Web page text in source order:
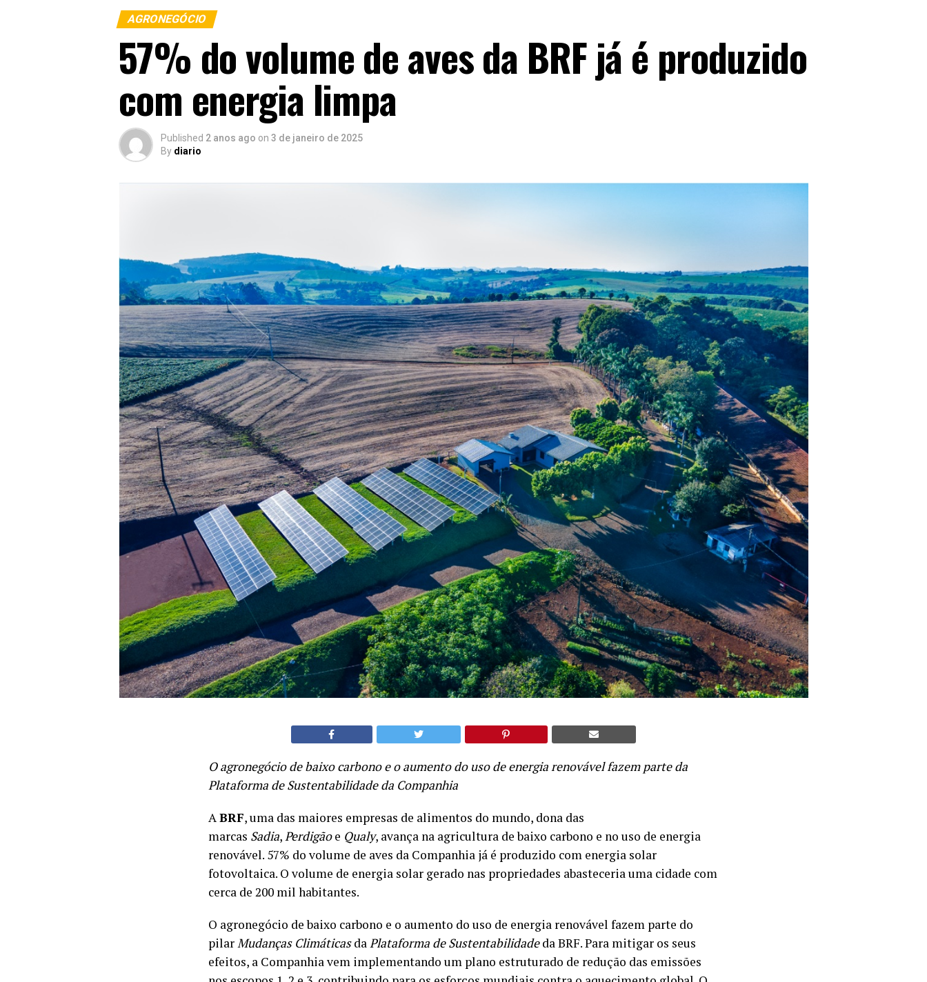
AGRONEGÓCIO
57% do volume de aves da BRF já é produzido
com energia limpa
Published 2 anos ago on 3 de janeiro de 2025
By diario
O agronegócio de baixo carbono e o aumento do uso de energia renovável fazem parte da
Plataforma de Sustentabilidade da Companhia
ABRF, uma das maiores empresas de alimentos do mundo, dona das
marcas Sadia,Perdigãoe Qualy, avança na agricultura de baixo carbono e no uso de energia
renovável. 57% do volume de aves da Companhia já é produzido com energia solar
fotovoltaica. O volume de energia solar gerado nas propriedades abasteceria uma cidade com
cerca de 200 mil habitantes.
O agronegócio de baixo carbono e o aumento do uso de energia renovável fazem parte do
pilarMudanças ClimáticasdaPlataforma de Sustentabilidadeda BRF. Para mitigar os seus
efeitos, a Companhia vem implementando um plano estruturado de redução das emissões